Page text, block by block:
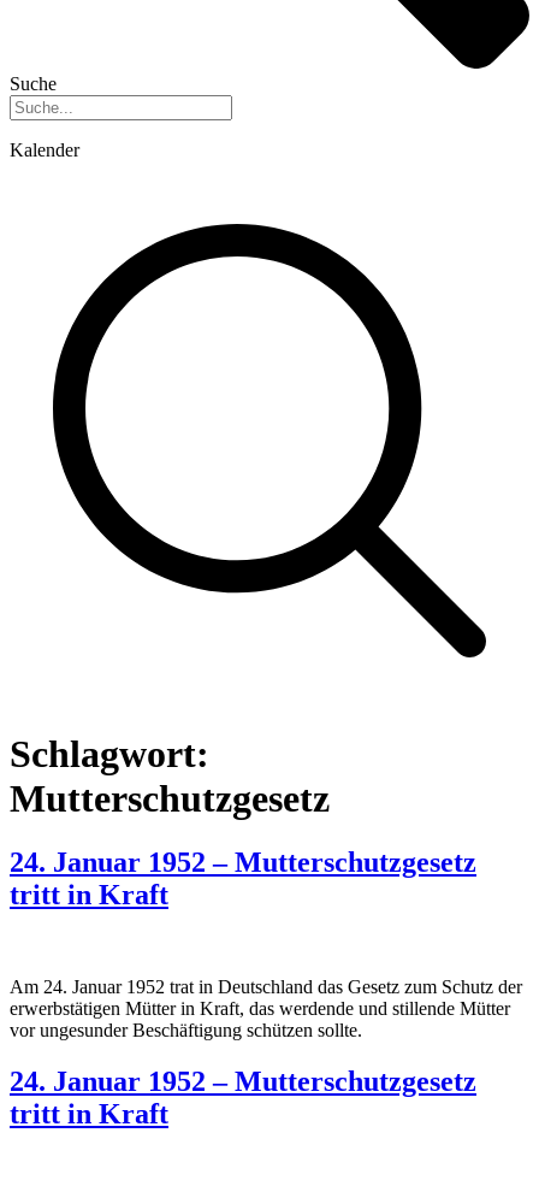
Suche
Kalender
Schlagwort:
Mutterschutzgesetz
24. Januar 1952 – Mutterschutzgesetz
tritt in Kraft
Am 24. Januar 1952 trat in Deutschland das Gesetz zum Schutz der
erwerbstätigen Mütter in Kraft, das werdende und stillende Mütter
vor ungesunder Beschäftigung schützen sollte.
24. Januar 1952 – Mutterschutzgesetz
tritt in Kraft